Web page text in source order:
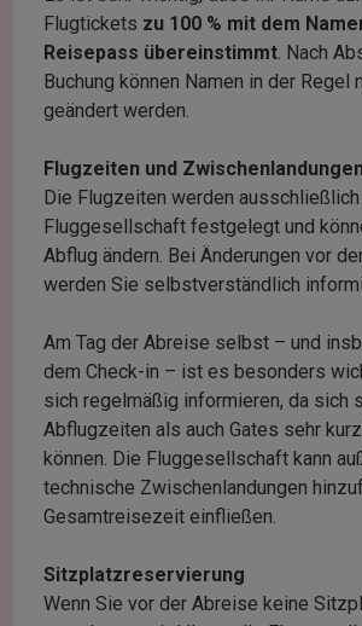
Flugtickets zu 100 % mit dem
Reisepass übereinstimmt . Nach
Buchung können Namen in der Regel
geändert werden.
Flugzeiten und
Die Flugzeiten werden
Fluggesellschaft festgelegt und
Abflug ändern. Bei Änderungen vor
werden Sie selbstverständlich
Am Tag der Abreise selbst – und
dem Check-in – ist es besonders
sich regelmäßig informieren, da sich
Abflugzeiten als auch Gates sehr
können. Die Fluggesellschaft kann
technische Zwischenlandungen
Gesamtreisezeit einfließen.
Sitzplatzreservierung
Wenn Sie vor der Abreise keine